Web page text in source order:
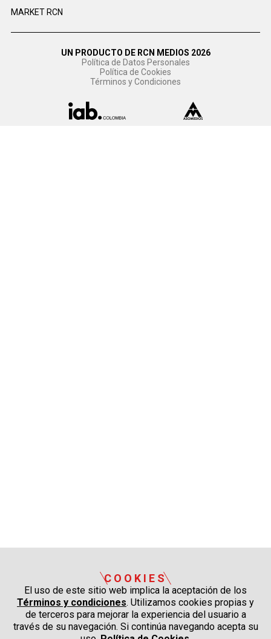
MARKET RCN
UN PRODUCTO DE RCN MEDIOS 2026
Política de Datos Personales
Política de Cookies
Términos y Condiciones
COOKIES
El uso de este sitio web implica la aceptación de los
Términos y condiciones. Utilizamos cookies propias y
de terceros para mejorar la experiencia del usuario a
través de su navegación. Si continúa navegando acepta su